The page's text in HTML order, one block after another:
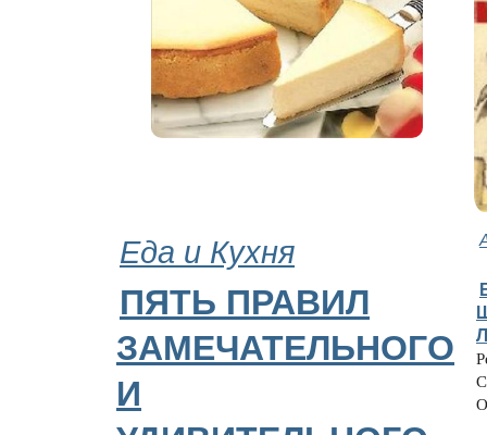
Еда и Кухня
ПЯТЬ ПРАВИЛ
ЗАМЕЧАТЕЛЬНОГО
И